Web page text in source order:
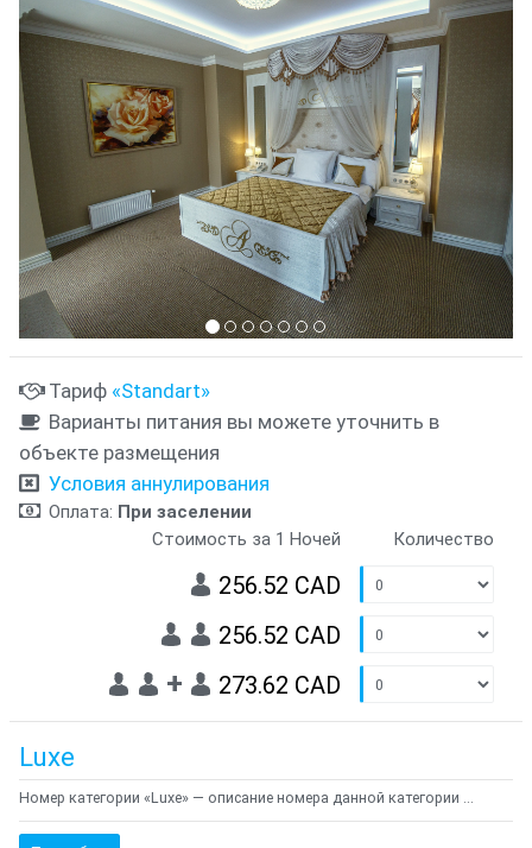
Тариф «Standart»
Варианты питания вы можете уточнить в
объекте размещения
Условия аннулирования
Оплата: При заселении
Стоимость за 1 Ночей
Количество
256.52 CAD
256.52 CAD
+ 273.62 CAD
Luxe
Номер категории «Luxe» — описание номера данной категории ...